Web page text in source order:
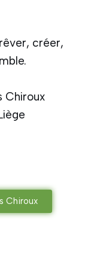
créer,
Chiroux
Chiroux